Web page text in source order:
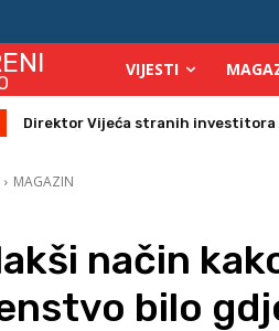
VIJESTI
Zbog velikih vrućina povećan broj
MAGAZIN
način
bilo